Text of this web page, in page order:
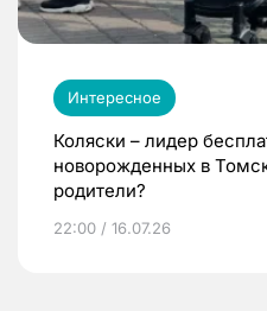
Интересное
Коляски – лидер
новорожденных в
родители?
22:00 / 16.07.26